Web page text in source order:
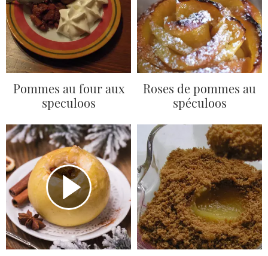
Pommes au four aux
speculoos
Roses de pommes au
spéculoos